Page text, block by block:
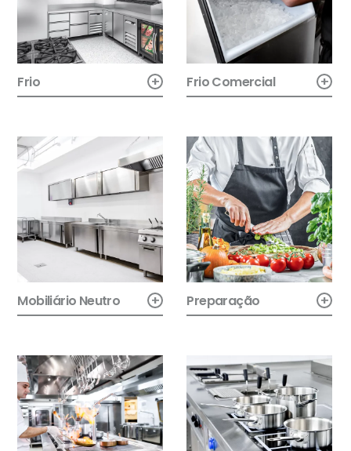
Frio + Frio Comercial +
Mobiliário Neutro + Preparação +